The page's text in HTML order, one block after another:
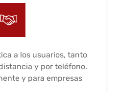
a los usuarios, tanto
y por teléfono.
y para empresas